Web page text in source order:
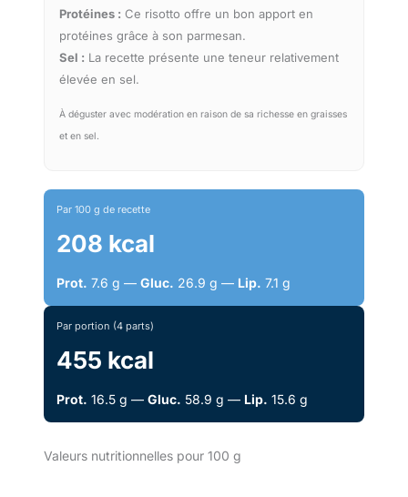
Protéines : Ce risotto offre un bon apport en
protéines grâce à son parmesan.
Sel : La recette présente une teneur relativement
élevée en sel.
À déguster avec modération en raison de sa richesse en graisses
et en sel.
Par 100 g de recette
208 kcal
Prot. 7.6 g — Gluc. 26.9 g — Lip. 7.1 g
Par portion (4 parts)
455 kcal
Prot. 16.5 g — Gluc. 58.9 g — Lip. 15.6 g
Valeurs nutritionnelles pour 100 g